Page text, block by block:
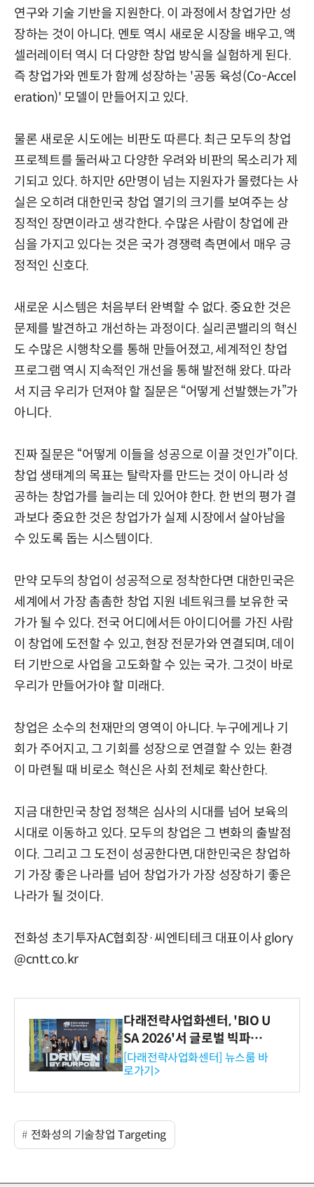
연구와 기술 기반을 지원한다. 이 과정에서 창업가만 성
장하는 것이 아니다. 멘토 역시 새로운 시장을 배우고, 액
셀러레이터 역시 더 다양한 창업 방식을 실험하게 된다.
즉 창업가와 멘토가 함께 성장하는 '공동 육성(Co-Accel
eration)' 모델이 만들어지고 있다.
물론 새로운 시도에는 비판도 따른다. 최근 모두의 창업
프로젝트를 둘러싸고 다양한 우려와 비판의 목소리가 제
기되고 있다. 하지만 6만명이 넘는 지원자가 몰렸다는 사
실은 오히려 대한민국 창업 열기의 크기를 보여주는 상
징적인 장면이라고 생각한다. 수많은 사람이 창업에 관
심을 가지고 있다는 것은 국가 경쟁력 측면에서 매우 긍
정적인 신호다.
새로운 시스템은 처음부터 완벽할 수 없다. 중요한 것은
문제를 발견하고 개선하는 과정이다. 실리콘밸리의 혁신
도 수많은 시행착오를 통해 만들어졌고, 세계적인 창업
프로그램 역시 지속적인 개선을 통해 발전해 왔다. 따라
서 지금 우리가 던져야 할 질문은 “어떻게 선발했는가”가
아니다.
진짜 질문은 “어떻게 이들을 성공으로 이끌 것인가”이다.
창업 생태계의 목표는 탈락자를 만드는 것이 아니라 성
공하는 창업가를 늘리는 데 있어야 한다. 한 번의 평가 결
과보다 중요한 것은 창업가가 실제 시장에서 살아남을
수 있도록 돕는 시스템이다.
만약 모두의 창업이 성공적으로 정착한다면 대한민국은
세계에서 가장 촘촘한 창업 지원 네트워크를 보유한 국
가가 될 수 있다. 전국 어디에서든 아이디어를 가진 사람
이 창업에 도전할 수 있고, 현장 전문가와 연결되며, 데이
터 기반으로 사업을 고도화할 수 있는 국가. 그것이 바로
우리가 만들어가야 할 미래다.
창업은 소수의 천재만의 영역이 아니다. 누구에게나 기
회가 주어지고, 그 기회를 성장으로 연결할 수 있는 환경
이 마련될 때 비로소 혁신은 사회 전체로 확산한다.
지금 대한민국 창업 정책은 심사의 시대를 넘어 보육의
시대로 이동하고 있다. 모두의 창업은 그 변화의 출발점
이다. 그리고 그 도전이 성공한다면, 대한민국은 창업하
기 가장 좋은 나라를 넘어 창업가가 가장 성장하기 좋은
나라가 될 것이다.
전화성 초기투자AC협회장·씨엔티테크 대표이사 glory
@cntt.co.kr
다래전략사업화센터, 'BIO U
SA 2026'서 글로벌 빅파마
와의 비즈니스 미팅 지원…K
-바이오 해외 진출 교두보 확
보
[다래전략사업화센터] 뉴스룸 바
로가기>
전화성의 기술창업 Targeting